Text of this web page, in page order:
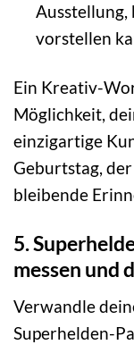
Ausstellung,
vorstellen
Ein Kreativ-
Möglichkeit,
einzigartige
Geburtstag,
bleibende
5.
messen und
Verwandle
Superhelden-